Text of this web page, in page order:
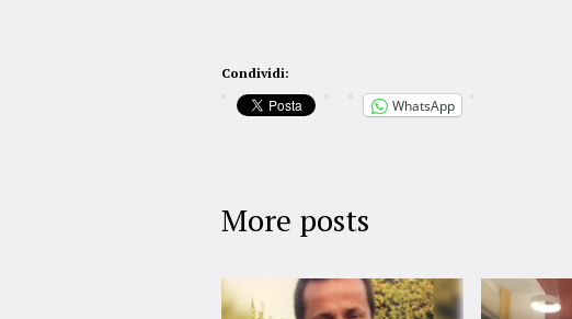
Condividi:
WhatsApp
More posts